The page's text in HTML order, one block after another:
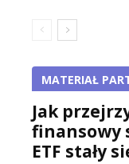
MATERIAŁ
Jak
finansowy
ETF stały